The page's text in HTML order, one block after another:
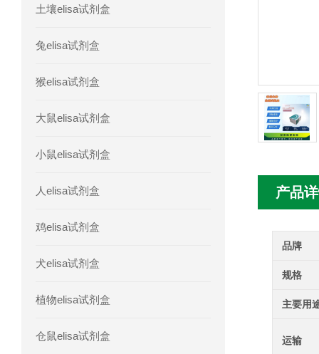
土壤elisa试剂盒
兔elisa试剂盒
猴elisa试剂盒
大鼠elisa试剂盒
小鼠elisa试剂盒
人elisa试剂盒
鸡elisa试剂盒
犬elisa试剂盒
植物elisa试剂盒
仓鼠elisa试剂盒
产品
品牌
规格
主要用
运输